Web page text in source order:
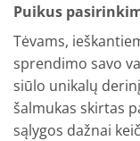
Puikus
Tėvams,
sprendimo savo
siūlo unikalų
šalmukas skirtas
sąlygos dažnai